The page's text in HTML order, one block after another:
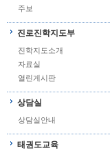
주보
진로진학지도부
진학지도소개
자료실
열린게시판
상담실
상담실안내
태권도교육